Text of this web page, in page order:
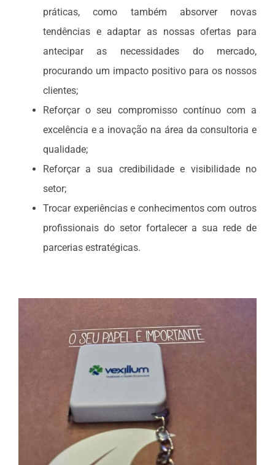
práticas, como também absorver novas
tendências e adaptar as nossas ofertas para
antecipar as necessidades do mercado,
procurando um impacto positivo para os nossos
clientes;
Reforçar o seu compromisso contínuo com a
excelência e a inovação na área da consultoria e
qualidade;
Reforçar a sua credibilidade e visibilidade no
setor;
Trocar experiências e conhecimentos com outros
profissionais do setor fortalecer a sua rede de
parcerias estratégicas.